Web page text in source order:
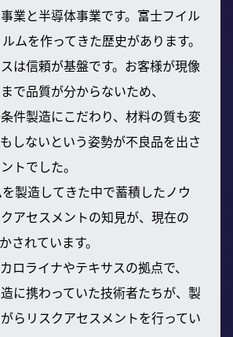
業と半導体事業です。富士フイル
ムを作ってきた歴史があります。
は信頼が基盤です。お客様が現像
で品質が分からないため、
件製造にこだわり、材料の質も変
しないという姿勢が不良品を出さ
トでした。
製造してきた中で蓄積したノウ
アセスメントの知見が、現在の
されています。
ロライナやテキサスの拠点で、
に携わっていた技術者たちが、製
らリスクアセスメントを行ってい